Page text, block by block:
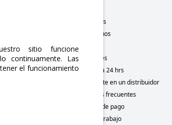
Sucursales
Contáctanos
Marcas
Novedades
Motometa 24 hrs
Conviértete en un distribuidor
Preguntas frecuentes
Métodos de pago
Bolsa de trabajo
sitio funcione
continuamente. Las
el funcionamiento